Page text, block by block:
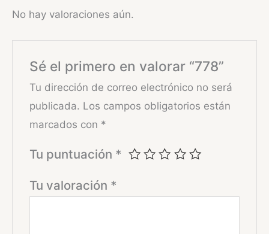
No hay valoraciones aún.
Sé el primero en valorar “778”
Tu dirección de correo electrónico no será
publicada. Los campos obligatorios están
marcados con *
Tu puntuación *
Tu valoración *